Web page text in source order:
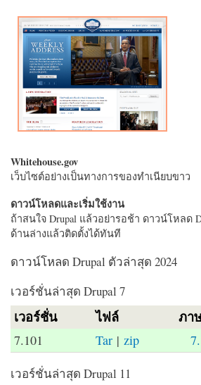
Whitehouse.gov
เว็บไซต์อย่างเป็นทางการของทำเนียบขาว
ดาวน์โหลดและเริ่มใช้งาน
ถ้าสนใจ Drupal แล้วอย่ารอช้า ดาวน์โหลด
ด้านล่างแล้วติดตั้งได้ทันที
ดาวน์โหลด Drupal ตัวล่าสุด 2024
เวอร์ชั่นล่าสุด Drupal 7
เวอร์ชั่น ไฟล์ ภา
7.101 Tar |zip
เวอร์ชั่นล่าสุด Drupal 11